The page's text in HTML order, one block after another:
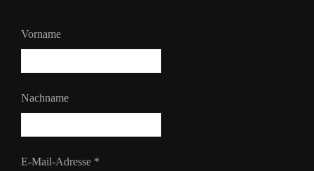
Vorname
Nachname
E-Mail-Adresse *